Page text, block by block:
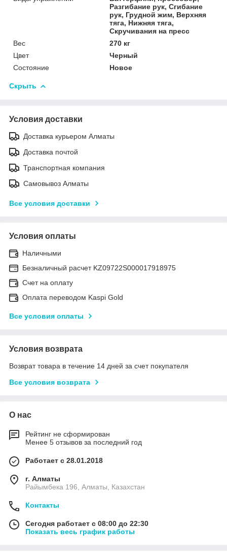
Разгибание рук, Сгибание
рук, Грудной жим, Верхняя
тяга, Нижняя тяга,
Скручивания на пресс
Вес
270 кг
Цвет
Черный
Состояние
Новое
Скрыть
Условия доставки
Доставка курьером Алматы
Доставка почтой
Транспортная компания
Самовывоз Алматы
Все условия доставки
Условия оплаты
Наличными
Безналичный расчет KZ09722S000017918975
Счет на оплату
Оплата переводом Kaspi Gold
Все условия оплаты
Условия возврата
Возврат товара в течение 14 дней за счет покупателя
Все условия возврата
О нас
Рейтинг не сформирован
Менее 5 отзывов за последний год
Работает с 28.01.2018
г. Алматы
Райымбека 196, Алматы, Казахстан
Контакты
Сегодня работает с 08:00 до 22:30
Показать весь график работы